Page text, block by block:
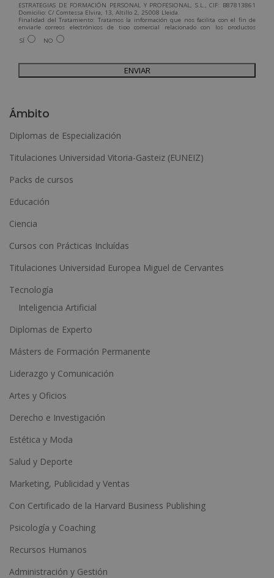
ESTRATEGIAS DE FORMACIÓN PERSONAL Y PROFESIONAL, S.L., CIF: B87813861
Domicilio: C/ Comtessa Elvira, 13, Altillo 2, 25008 Lleida.
Finalidad del Tratamiento: Tratamos la información que nos facilita con el fin de
enviarle correos electrónicos de tipo comercial relacionado con los productos
ofrecidos y otros tipo de productos que fueran de su interés.
Legitimación del tratamiento: Consentimiento del interesado.
Para más información consulte nuestra Política de Privacidad.
Desea recibir información comercial (vía telefónica y/o email):
SÍ NO
e
r
n
i
v
e
Ámbito
Diplomas de Especialización
Titulaciones Universidad Vitoria-Gasteiz (EUNEIZ)
Packs de cursos
Educación
Ciencia
Cursos con Prácticas Incluídas
Titulaciones Universidad Europea Miguel de Cervantes
Tecnología
Inteligencia Artificial
Diplomas de Experto
Másters de Formación Permanente
Liderazgo y Comunicación
Artes y Oficios
Derecho e Investigación
Estética y Moda
Salud y Deporte
Marketing, Publicidad y Ventas
Con Certificado de la Harvard Business Publishing
Psicología y Coaching
Recursos Humanos
Administración y Gestión